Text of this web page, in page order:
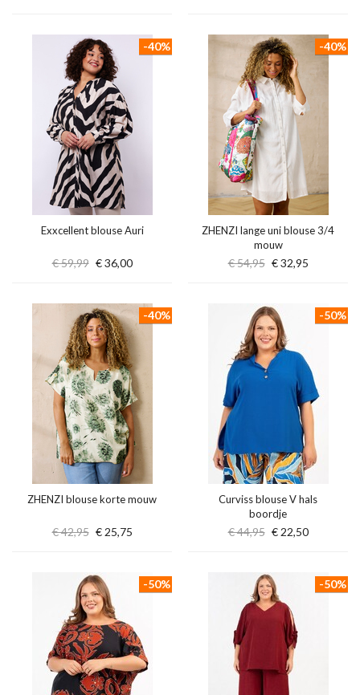
Exxcellent blouse Auri
€ 59,99 € 36,00
-40%
ZHENZI lange uni blouse 3/4
mouw
€ 54,95 € 32,95
-40%
ZHENZI blouse korte mouw
€ 42,95 € 25,75
-40%
Curviss blouse V hals
boordje
€ 44,95 € 22,50
-50%
-50% -50%